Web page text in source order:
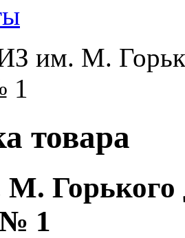
им. М.
1
товара
Горького
№ 1